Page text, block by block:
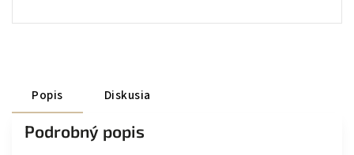
Popis Diskusia
Podrobný popis